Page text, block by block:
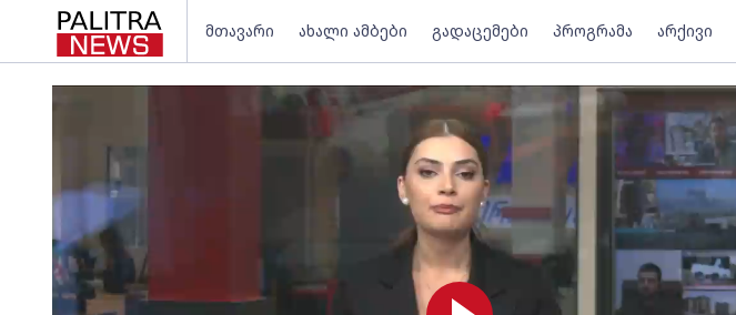
მთავარი ახალი ამბები გადაცემები პროგრამა არქივი